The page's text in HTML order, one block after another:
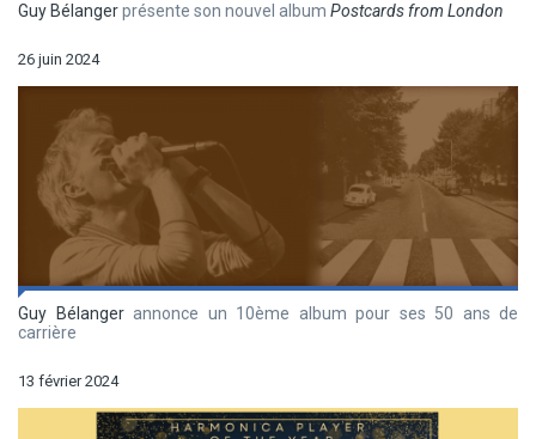
Guy Bélangerprésente son nouvel album Postcards from London
26 juin 2024
Guy Bélangerannonce un 10ème album pour ses 50 ans de
carrière
13 février 2024